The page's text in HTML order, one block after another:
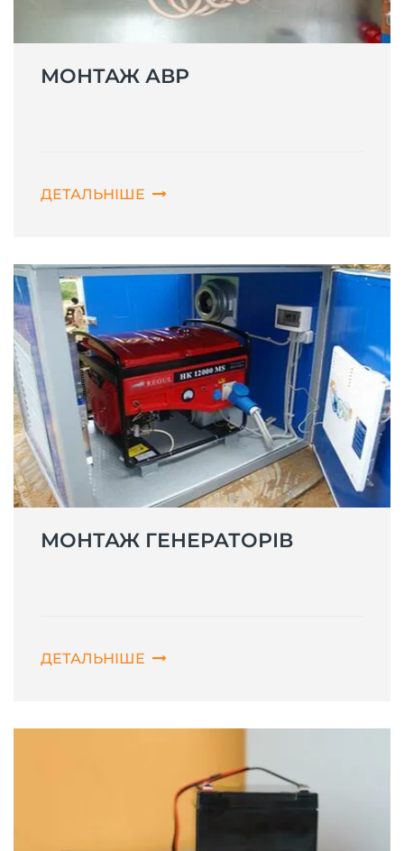
МОНТАЖ АВР
ДЕТАЛЬНІШЕ
МОНТАЖ ГЕНЕРАТОРІВ
ДЕТАЛЬНІШЕ